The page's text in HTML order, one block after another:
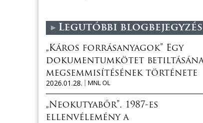
Legutóbbi
„Káros forrásanyagok” Egy
dokumentumkötet
megsemmisítésének története
2026.01.28.
MNL OL
„Neokutyabőr”. 1987-es
ellenvélemény a